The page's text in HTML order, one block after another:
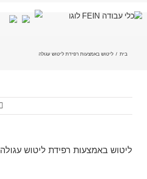
בית / ליטוש באמצעות רפידת ליטוש עגולה
ליטוש באמצעות רפידת ליטוש עגולה